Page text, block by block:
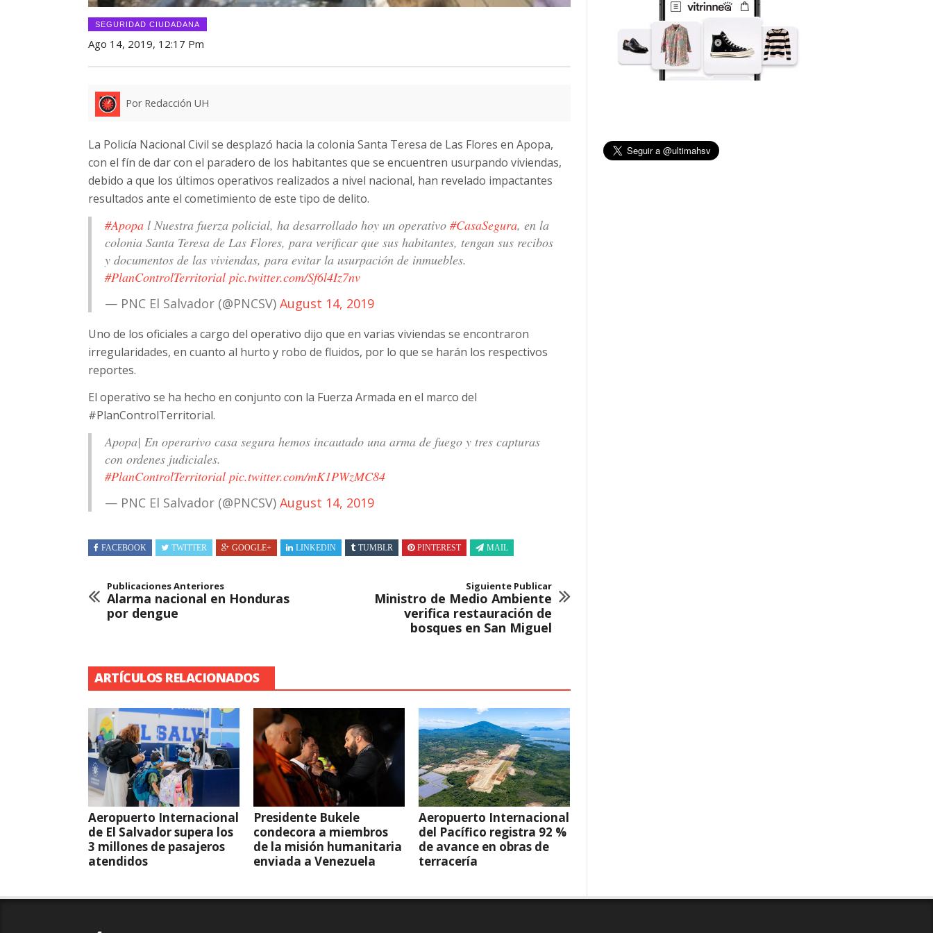
SEGURIDAD CIUDADANA
Ago 14, 2019, 12:17 Pm
Por Redacción UH
La Policía Nacional Civil se desplazó hacia la colonia Santa Teresa de Las Flores en Apopa,
con el fín de dar con el paradero de los habitantes que se encuentren usurpando viviendas,
debido a que los últimos operativos realizados a nivel nacional, han revelado impactantes
resultados ante el cometimiento de este tipo de delito.
#Apopa l Nuestra fuerza policial, ha desarrollado hoy un operativo #CasaSegura, en la
colonia Santa Teresa de Las Flores, para verificar que sus habitantes, tengan sus recibos
y documentos de las viviendas, para evitar la usurpación de inmuebles.
#PlanControlTerritorial pic.twitter.com/Sf6l4Iz7nv
— PNC El Salvador (@PNCSV) August 14, 2019
Uno de los oficiales a cargo del operativo dijo que en varias viviendas se encontraron
irregularidades, en cuanto al hurto y robo de fluidos, por lo que se harán los respectivos
reportes.
El operativo se ha hecho en conjunto con la Fuerza Armada en el marco del
#PlanControlTerritorial.
Apopa| En operarivo casa segura hemos incautado una arma de fuego y tres capturas
con ordenes judiciales.
#PlanControlTerritorial pic.twitter.com/mK1PWzMC84
— PNC El Salvador (@PNCSV) August 14, 2019
FACEBOOK TWITTER GOOGLE+ LINKEDIN TUMBLR PINTEREST MAIL
Publicaciones Anteriores
Alarma nacional en Honduras
por dengue
Siguiente Publicar
Ministro de Medio Ambiente
verifica restauración de
bosques en San Miguel
ARTÍCULOS RELACIONADOS
Aeropuerto Internacional
de El Salvador supera los
3 millones de pasajeros
atendidos
Presidente Bukele
condecora a miembros
de la misión humanitaria
enviada a Venezuela
Aeropuerto Internacional
del Pacífico registra 92 %
de avance en obras de
terracería